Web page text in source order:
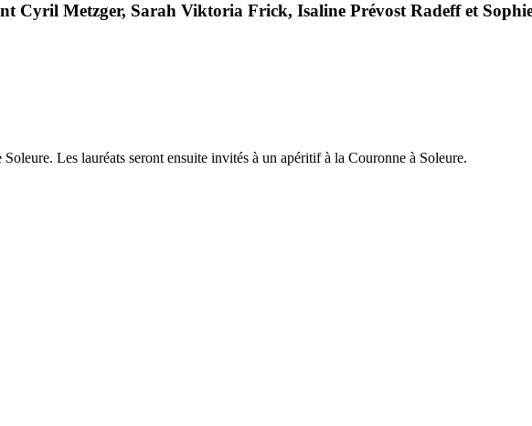
Cyril Metzger, Sarah Viktoria Frick, Isaline Prévost Radeff et
Les lauréats seront ensuite invités à un apéritif à la Couronne à Soleure.